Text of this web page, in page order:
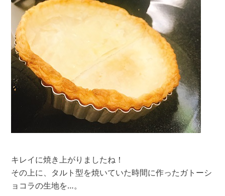
キレイに焼き上がりましたね！
その上に、タルト型を焼いていた時間に作ったガトーシ
ョコラの生地を…。